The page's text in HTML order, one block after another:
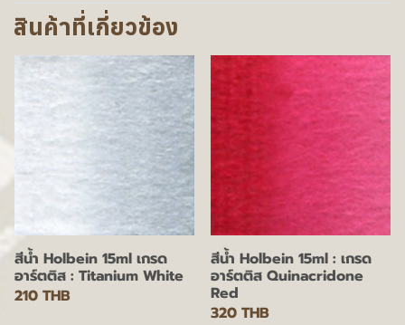
สินค้าที่เกี่ยวข้อง
สีน้ำ Holbein 15ml เกรด
อาร์ตติส : Titanium White
210 THB
สีน้ำ Holbein 15ml : เกรด
อาร์ตติส Quinacridone
Red
320 THB